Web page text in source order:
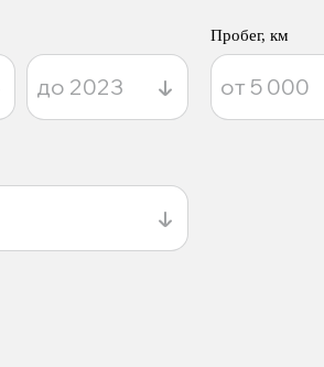
Пробег, км